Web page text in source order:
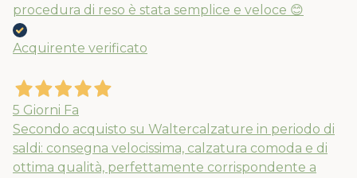
procedura di reso è stata semplice e veloce 😊
Acquirente verificato
5 Giorni Fa
Secondo acquisto su Waltercalzature in periodo di
saldi: consegna velocissima, calzatura comoda e di
ottima qualità, perfettamente corrispondente a